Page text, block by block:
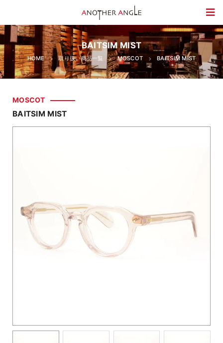
BAITSIM MIST
HOME 取り扱い商品一覧 MOSCOT BAITSIM MIST
MOSCOT
BAITSIM MIST